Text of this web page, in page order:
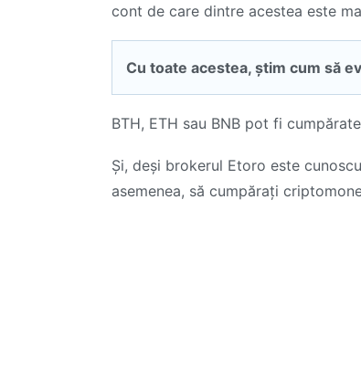
cont de care dintre acestea este
Cu toate acestea, știm cum să
BTH, ETH sau BNB pot fi
Și, deși brokerul Etoro este
asemenea, să cumpărați